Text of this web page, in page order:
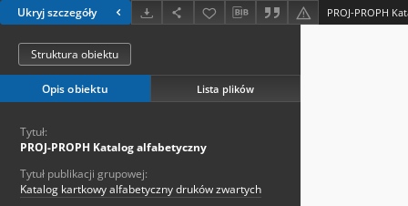
Ukryj szczegóły PROJ-PROPH
Struktura obiektu
Opis obiektu Lista plików
Tytuł:
PROJ-PROPH Katalog alfabetyczny
Tytuł publikacji grupowej:
Katalog kartkowy alfabetyczny druków zwartych